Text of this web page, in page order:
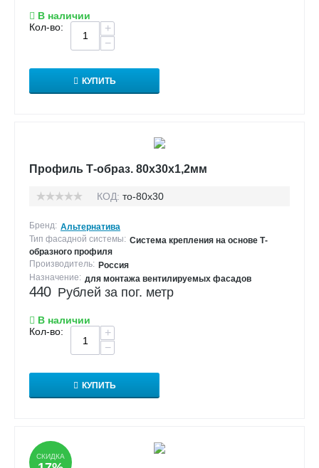
В наличии
Кол-во:
+
−
КУПИТЬ
Профиль Т-образ. 80х30х1,2мм
КОД: то-80х30
Бренд: Альтернатива
Тип фасадной системы: Система крепления на основе Т-
образного профиля
Производитель: Россия
Назначение: для монтажа вентилируемых фасадов
440 Рублей за пог. метр
В наличии
Кол-во:
+
−
КУПИТЬ
СКИДКА